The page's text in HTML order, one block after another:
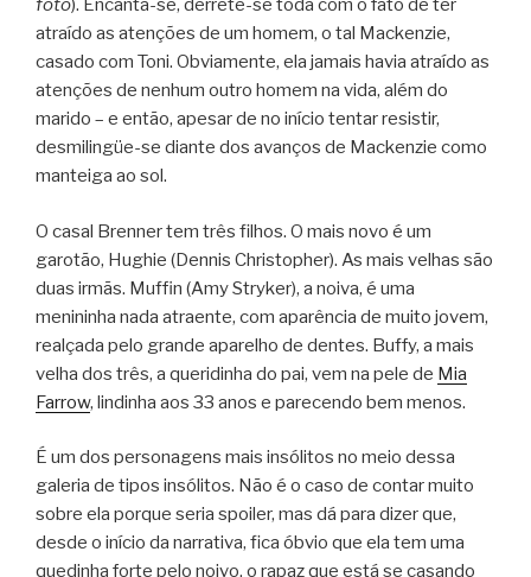
foto). Encanta-se, derrete-se toda com o fato de ter
atraído as atenções de um homem, o tal Mackenzie,
casado com Toni. Obviamente, ela jamais havia atraído as
atenções de nenhum outro homem na vida, além do
marido – e então, apesar de no início tentar resistir,
desmilingüe-se diante dos avanços de Mackenzie como
manteiga ao sol.
O casal Brenner tem três filhos. O mais novo é um
garotão, Hughie (Dennis Christopher). As mais velhas são
duas irmãs. Muffin (Amy Stryker), a noiva, é uma
menininha nada atraente, com aparência de muito jovem,
realçada pelo grande aparelho de dentes. Buffy, a mais
velha dos três, a queridinha do pai, vem na pele de Mia
Farrow, lindinha aos 33 anos e parecendo bem menos.
É um dos personagens mais insólitos no meio dessa
galeria de tipos insólitos. Não é o caso de contar muito
sobre ela porque seria spoiler, mas dá para dizer que,
desde o início da narrativa, fica óbvio que ela tem uma
quedinha forte pelo noivo, o rapaz que está se casando